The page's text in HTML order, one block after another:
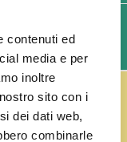
contenuti ed
media e per
inoltre
sito con i
dei dati web,
combinarle
Draft
€ 5,00 per ogni